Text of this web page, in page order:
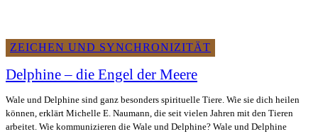
ZEICHEN UND SYNCHRONIZITÄT
Delphine – die Engel der Meere
Wale und Delphine sind ganz besonders spirituelle Tiere. Wie sie dich heilen
können, erklärt Michelle E. Naumann, die seit vielen Jahren mit den Tieren
arbeitet. Wie kommunizieren die Wale und Delphine? Wale und Delphine